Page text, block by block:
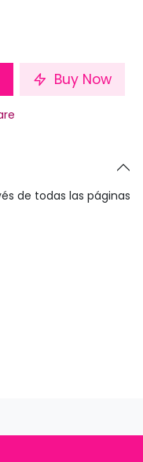
Buy Now
de todas las páginas